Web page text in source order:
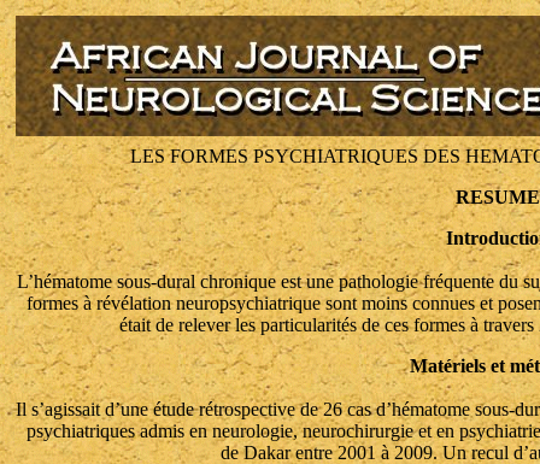
LES FORMES PSYCHIATRIQUES DES
RESUME
L’hématome sous-dural chronique est une pathologie fréquente du
formes à révélation neuropsychiatrique sont moins connues et
était de relever les particularités de ces formes à
Matériels et
Il s’agissait d’une étude rétrospective de 26 cas d’hématome
psychiatriques admis en neurologie, neurochirurgie et en
de Dakar entre 2001 à 2009. Un recul